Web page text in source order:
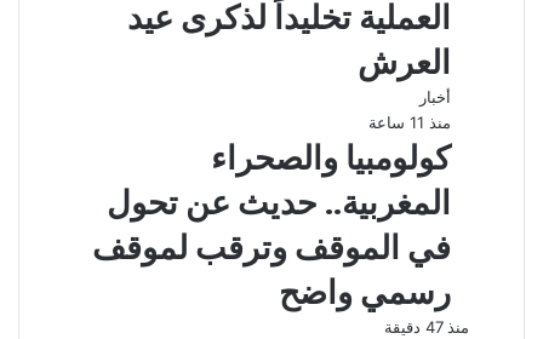
العملية تخليداً لذكرى عيد
العرش
أخبار
منذ 11 ساعة
كولومبيا والصحراء
المغربية.. حديث عن تحول
في الموقف وترقب لموقف
رسمي واضح
منذ 47 دقيقة